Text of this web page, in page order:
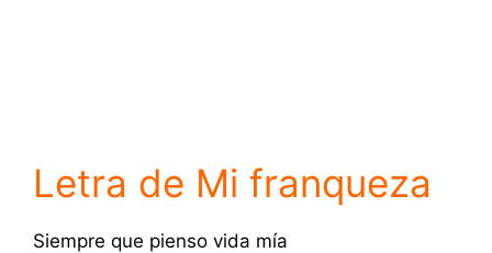
Letra de Mi franqueza
Siempre que pienso vida mía